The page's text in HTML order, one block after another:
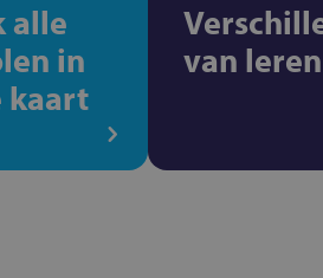
alle
in
kaart
van leren